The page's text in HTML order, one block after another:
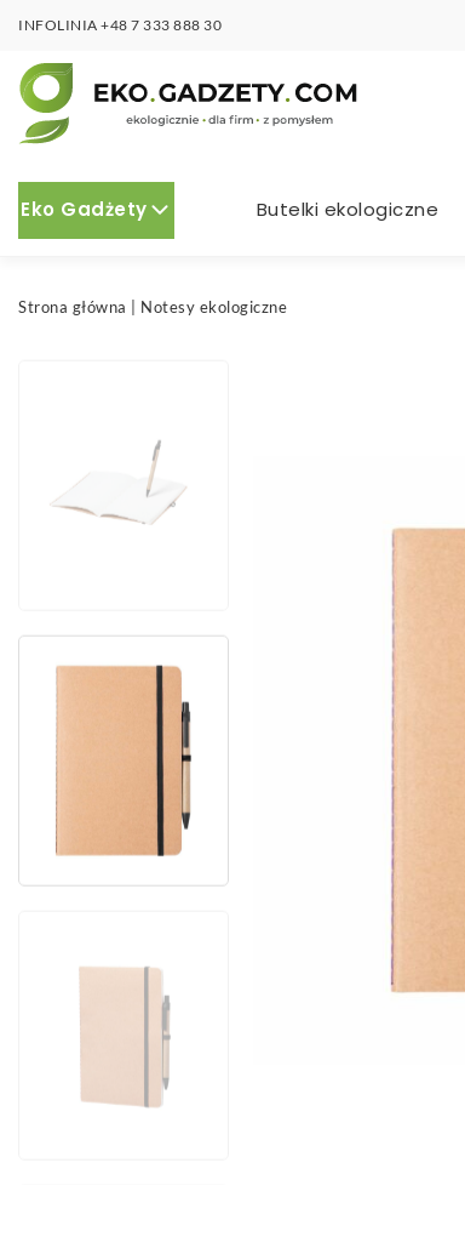
INFOLINIA +48 7 333 888 30
Eko Gadżety Butelki ekologiczne
Strona główna Notesy ekologiczne